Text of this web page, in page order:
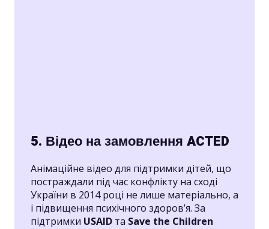
5. Відео на замовлення ACTED
Анімаційне відео для підтримки дітей, що
постраждали під час конфлікту на сході
України в 2014 році не лише матеріально, а
і підвищення психічного здоров’я. За
підтримки USAID та Save the Children